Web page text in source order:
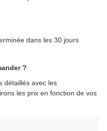
dans les 30 jours
?
détaillés avec les
les prix en fonction de vos